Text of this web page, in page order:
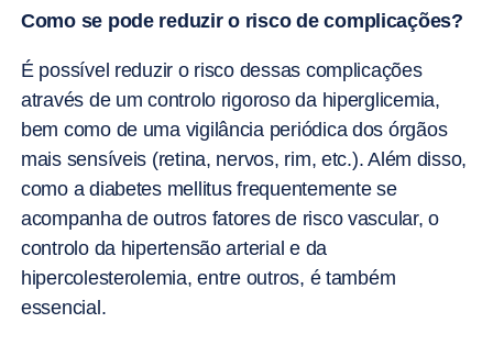
Como se pode reduzir o risco de complicações?
É possível reduzir o risco dessas complicações
através de um controlo rigoroso da hiperglicemia,
bem como de uma vigilância periódica dos órgãos
mais sensíveis (retina, nervos, rim, etc.). Além disso,
como a diabetes mellitus frequentemente se
acompanha de outros fatores de risco vascular, o
controlo da hipertensão arterial e da
hipercolesterolemia, entre outros, é também
essencial.